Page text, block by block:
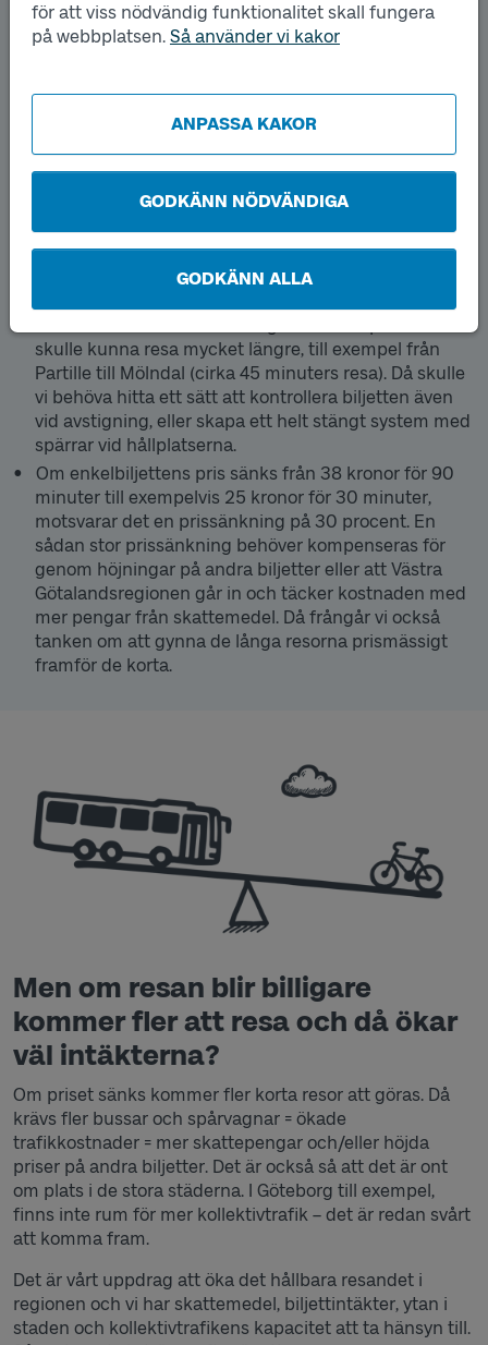
för att viss nödvändig funktionalitet skall fungera
på webbplatsen. Så använder vi kakor
ANPASSA KAKOR
GODKÄNN NÖDVÄNDIGA
GODKÄNN ALLA
inte antalet minuter på enkelbiljetten du betalar för,
utan för en resa. Enkelbiljetten är tänkt att täcka olika
och tillbaka på samma biljett.
En korttidsbiljett på till exempel 30 minuter är i
dagsläget svårt att erbjuda av följande skäl:
Idag gäller din biljett under hela resan, oavsett om
giltighetstiden går ut under tiden (när du sitter kvar
på samma fordon). Regeln gäller för att du aldrig ska
behöva vara rädd att biljetten ”tar slut” på vägen. Om
skulle kunna resa mycket längre, till exempel från
Partille till Mölndal (cirka 45 minuters resa). Då skulle
vi behöva hitta ett sätt att kontrollera biljetten även
vid avstigning, eller skapa ett helt stängt system med
spärrar vid hållplatserna.
Om enkelbiljettens pris sänks från 38 kronor för 90
minuter till exempelvis 25 kronor för 30 minuter,
motsvarar det en prissänkning på 30 procent. En
sådan stor prissänkning behöver kompenseras för
genom höjningar på andra biljetter eller att Västra
Götalandsregionen går in och täcker kostnaden med
mer pengar från skattemedel. Då frångår vi också
tanken om att gynna de långa resorna prismässigt
framför de korta.
Men om resan blir billigare
kommer fler att resa och då ökar
väl intäkterna?
Om priset sänks kommer fler korta resor att göras. Då
krävs fler bussar och spårvagnar = ökade
trafikkostnader = mer skattepengar och/eller höjda
priser på andra biljetter. Det är också så att det är ont
om plats i de stora städerna. I Göteborg till exempel,
finns inte rum för mer kollektivtrafik – det är redan svårt
att komma fram.
Det är vårt uppdrag att öka det hållbara resandet i
regionen och vi har skattemedel, biljettintäkter, ytan i
staden och kollektivtrafikens kapacitet att ta hänsyn till.